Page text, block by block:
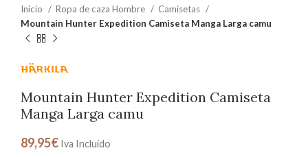
Inicio Ropa de caza Hombre
Camisetas
Mountain Hunter Expedition Camiseta Manga Larga camu
Mountain Hunter Expedition Camiseta
Manga Larga camu
89,95€ Iva Incluido